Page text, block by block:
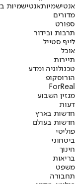
אנטישמיותאנטישמיות
מדורים
ספורט
תרבות ובידור
לייף סטייל
אוכל
תיירות
טכנולוגיה ומדע
הורוסקופ
ForReal
מגזין השבוע
דעות
חדשות בארץ
חדשות בעולם
פוליטי
ביטחוני
חינוך
בריאות
משפט
תחבורה